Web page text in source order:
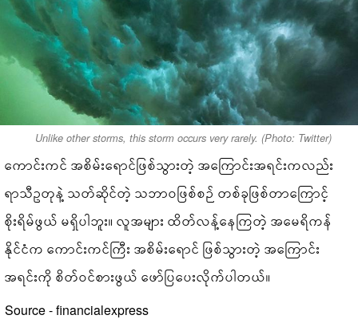
Unlike other storms, this storm occurs very rarely. (Photo: Twitter)
ကောင်းကင် အစိမ်းရောင်ဖြစ်သွားတဲ့ အကြောင်းအရင်းကလည်း
ရာသီဥတုနဲ့ သတ်ဆိုင်တဲ့ သဘာဝဖြစ်စဉ် တစ်ခုဖြစ်တာကြောင့်
စိုးရိမ်ဖွယ် မရှိပါဘူး။ လူအများ ထိတ်လန့်နေကြတဲ့ အမေရိကန်
နိုင်ငံက ကောင်းကင်ကြီး အစိမ်းရောင် ဖြစ်သွားတဲ့ အကြောင်း
အရင်းကို စိတ်ဝင်စားဖွယ် ဖော်ပြပေးလိုက်ပါတယ်။
Source - financialexpress